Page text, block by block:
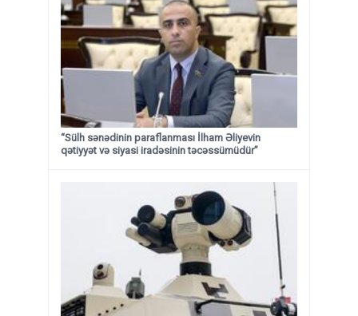
“Sülh sənədinin paraflanması İlham Əliyevin
qətiyyət və siyasi iradəsinin təcəssümüdür”